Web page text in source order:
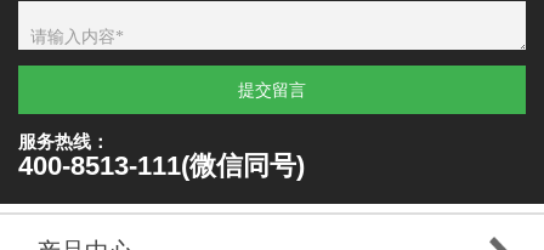
提交留言
服务热线：
400-8513-111(微信同号)